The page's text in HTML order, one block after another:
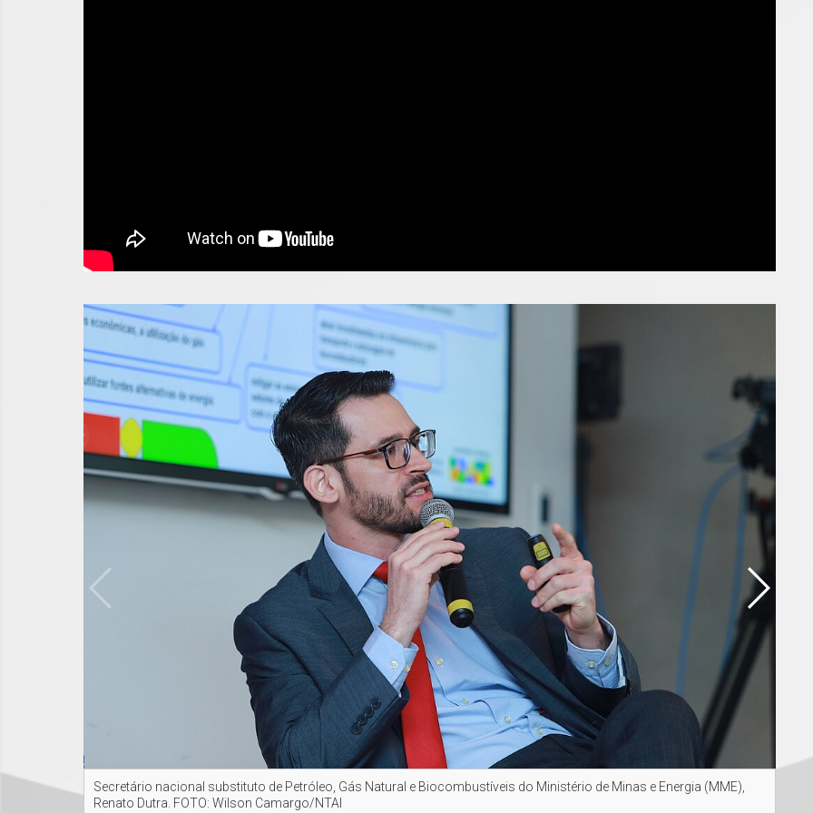
Secretário nacional substituto de Petróleo, Gás Natural e Biocombustíveis do Ministério de Minas e Energia (MME),
Renato Dutra. FOTO: Wilson Camargo/NTAI